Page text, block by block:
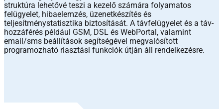
struktúra lehetővé teszi a kezelő számára folyamatos
felügyelet, hibaelemzés, üzenetkészítés és
teljesítménystatisztika biztosítását. A távfelügyelet és a táv-
hozzáférés például GSM, DSL és WebPortal, valamint
email/sms beállítások segítségével megvalósított
programozható riasztási funkciók útján áll rendelkezésre.